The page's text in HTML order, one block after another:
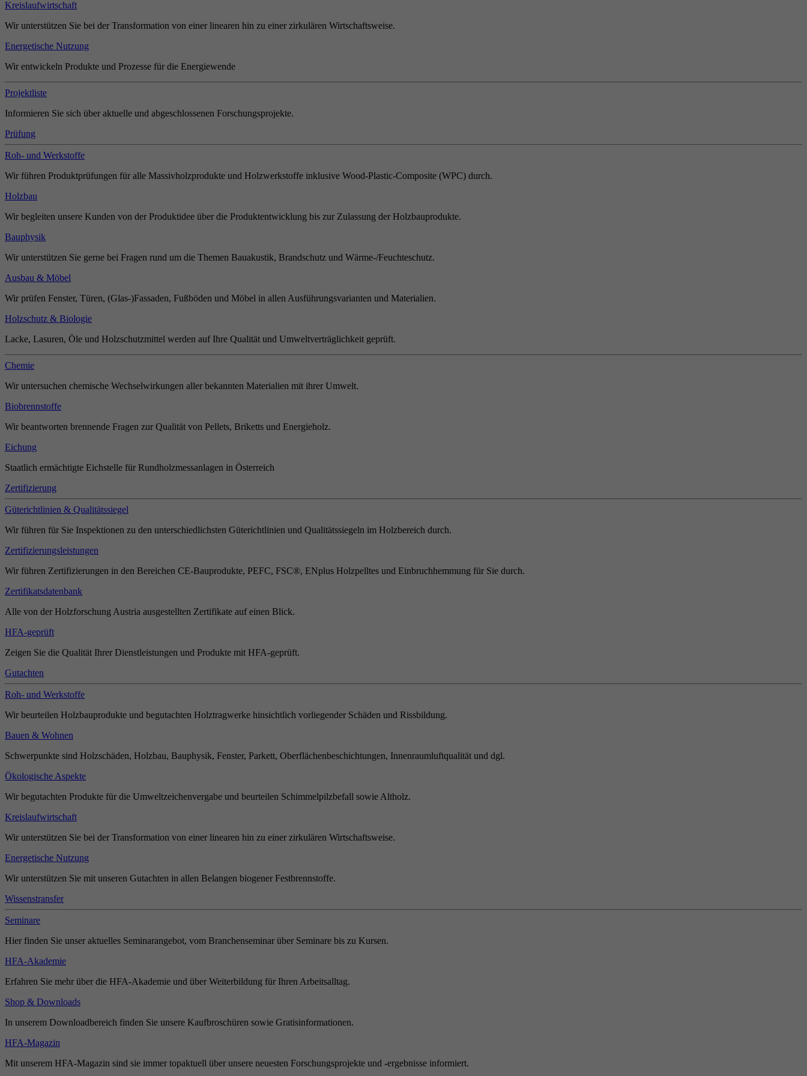
Kreislaufwirtschaft
Wir unterstützen Sie bei der Transformation von einer linearen hin zu einer zirkulären Wirtschaftsweise.
Energetische Nutzung
Wir entwickeln Produkte und Prozesse für die Energiewende
Projektliste
Informieren Sie sich über aktuelle und abgeschlossenen Forschungsprojekte.
Prüfung
Roh- und Werkstoffe
Wir führen Produktprüfungen für alle Massivholzprodukte und Holzwerkstoffe inklusive Wood-Plastic-Composite (WPC) durch.
Holzbau
Wir begleiten unsere Kunden von der Produktidee über die Produktentwicklung bis zur Zulassung der Holzbauprodukte.
Bauphysik
Wir unterstützen Sie gerne bei Fragen rund um die Themen Bauakustik, Brandschutz und Wärme-/Feuchteschutz.
Ausbau & Möbel
Wir prüfen Fenster, Türen, (Glas-)Fassaden, Fußböden und Möbel in allen Ausführungsvarianten und Materialien.
Holzschutz & Biologie
Lacke, Lasuren, Öle und Holzschutzmittel werden auf Ihre Qualität und Umweltverträglichkeit geprüft.
Chemie
Wir untersuchen chemische Wechselwirkungen aller bekannten Materialien mit ihrer Umwelt.
Biobrennstoffe
Wir beantworten brennende Fragen zur Qualität von Pellets, Briketts und Energieholz.
Eichung
Staatlich ermächtigte Eichstelle für Rundholzmessanlagen in Österreich
Zertifizierung
Güterichtlinien & Qualitätssiegel
Wir führen für Sie Inspektionen zu den unterschiedlichsten Güterichtlinien und Qualitätssiegeln im Holzbereich durch.
Zertifizierungsleistungen
Wir führen Zertifizierungen in den Bereichen CE-Bauprodukte, PEFC, FSC®, ENplus Holzpelltes und Einbruchhemmung für Sie durch.
Zertifikatsdatenbank
Alle von der Holzforschung Austria ausgestellten Zertifikate auf einen Blick.
HFA-geprüft
Zeigen Sie die Qualität Ihrer Dienstleistungen und Produkte mit HFA-geprüft.
Gutachten
Roh- und Werkstoffe
Wir beurteilen Holzbauprodukte und begutachten Holztragwerke hinsichtlich vorliegender Schäden und Rissbildung.
Bauen & Wohnen
Schwerpunkte sind Holzschäden, Holzbau, Bauphysik, Fenster, Parkett, Oberflächenbeschichtungen, Innenraumluftqualität und dgl.
Ökologische Aspekte
Wir begutachten Produkte für die Umweltzeichenvergabe und beurteilen Schimmelpilzbefall sowie Altholz.
Kreislaufwirtschaft
Wir unterstützen Sie bei der Transformation von einer linearen hin zu einer zirkulären Wirtschaftsweise.
Energetische Nutzung
Wir unterstützen Sie mit unseren Gutachten in allen Belangen biogener Festbrennstoffe.
Wissenstransfer
Seminare
Hier finden Sie unser aktuelles Seminarangebot, vom Branchenseminar über Seminare bis zu Kursen.
HFA-Akademie
Erfahren Sie mehr über die HFA-Akademie und über Weiterbildung für Ihren Arbeitsalltag.
Shop & Downloads
In unserem Downloadbereich finden Sie unsere Kaufbroschüren sowie Gratisinformationen.
HFA-Magazin
Mit unserem HFA-Magazin sind sie immer topaktuell über unsere neuesten Forschungsprojekte und -ergebnisse informiert.